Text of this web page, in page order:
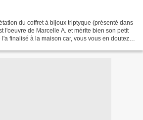
du coffret à bijoux triptyque (présenté dans
l'oeuvre de Marcelle A. et mérite bien son petit
finalisé à la maison car, vous vous en doutez,